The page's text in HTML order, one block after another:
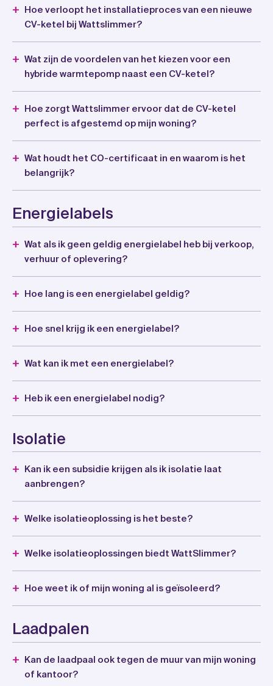
Hoe verloopt het installatieproces van een nieuwe
CV-ketel bij Wattslimmer?
Wat zijn de voordelen van het kiezen voor een
hybride warmtepomp naast een CV-ketel?
Hoe zorgt Wattslimmer ervoor dat de CV-ketel
perfect is afgestemd op mijn woning?
Wat houdt het CO-certificaat in en waarom is het
belangrijk?
Energielabels
Wat als ik geen geldig energielabel heb bij verkoop,
verhuur of oplevering?
Hoe lang is een energielabel geldig?
Hoe snel krijg ik een energielabel?
Wat kan ik met een energielabel?
Heb ik een energielabel nodig?
Isolatie
Kan ik een subsidie krijgen als ik isolatie laat
aanbrengen?
Welke isolatieoplossing is het beste?
Welke isolatieoplossingen biedt WattSlimmer?
Hoe weet ik of mijn woning al is geïsoleerd?
Laadpalen
Kan de laadpaal ook tegen de muur van mijn woning
of kantoor?